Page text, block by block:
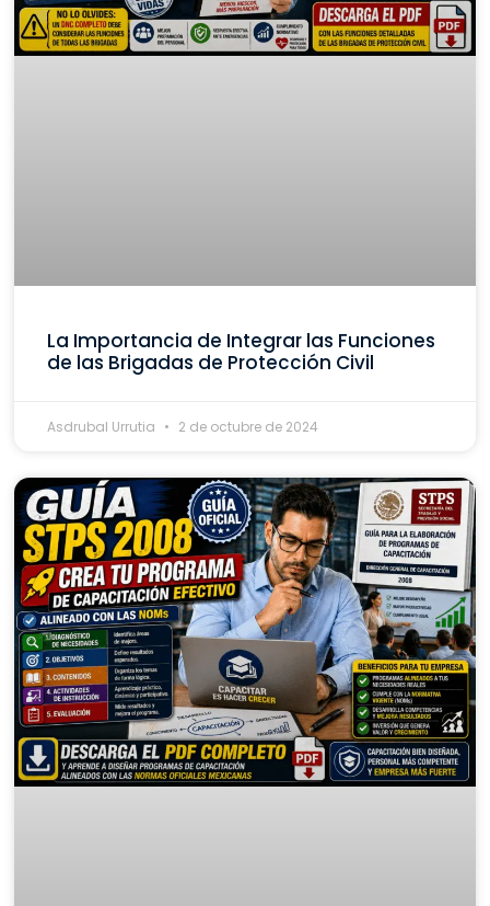
La Importancia de Integrar las Funciones
de las Brigadas de Protección Civil
Asdrubal Urrutia 2 de octubre de 2024